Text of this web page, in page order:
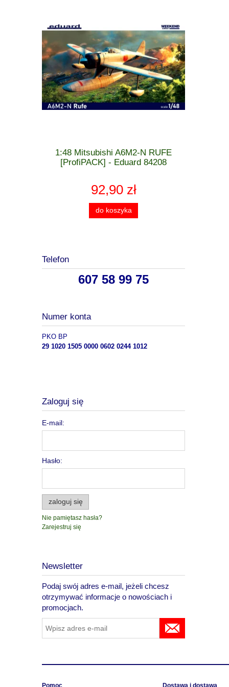
1:48 Mitsubishi A6M2-N RUFE
[ProfiPACK] - Eduard 84208
92,90 zł
do koszyka
Telefon
607 58 99 75
Numer konta
PKO BP
29 1020 1505 0000 0602 0244 1012
Zaloguj się
E-mail:
Hasło:
zaloguj się
Nie pamiętasz hasła?
Zarejestruj się
Newsletter
Podaj swój adres e-mail, jeżeli chcesz
otrzymywać informacje o nowościach i
promocjach.
Pomoc Dostawa i dostawa